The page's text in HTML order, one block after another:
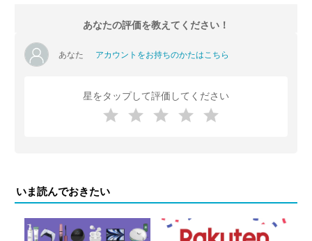
あなたの評価を教えてください！
あなた アカウントをお持ちのかたはこちら
星をタップして評価してください
いま読んでおきたい